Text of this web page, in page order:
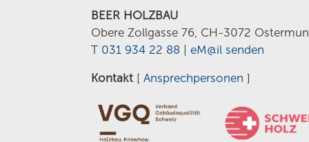
BEER HOLZBAU
Obere Zollgasse 76, CH-3072
T 031 934 22 88 eM@il senden
Kontakt [ Ansprechpersonen ]